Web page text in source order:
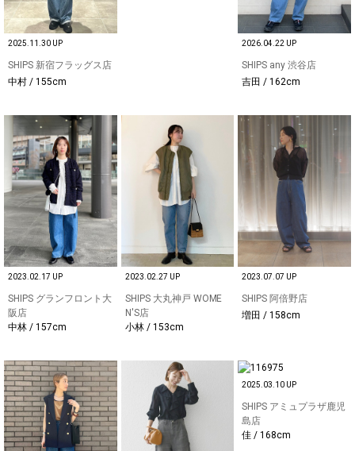
2025.11.30 UP
SHIPS 新宿フラッグス店
中村 / 155cm
2026.04.22 UP
SHIPS any 渋谷店
吉田 / 162cm
2023.02.17 UP
SHIPS グランフロント大
阪店
中林 / 157cm
2023.02.27 UP
SHIPS 大丸神戸 WOME
N'S店
小林 / 153cm
2023.07.07 UP
SHIPS 阿倍野店
増田 / 158cm
2025.03.10 UP
SHIPS アミュプラザ鹿児
島店
佳 / 168cm